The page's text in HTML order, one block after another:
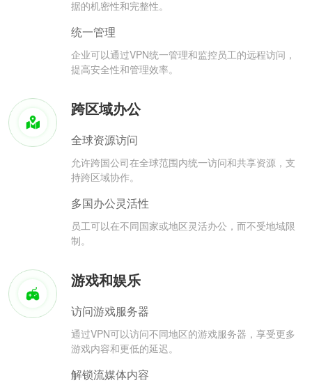
据的机密性和完整性。
统一管理
企业可以通过VPN统一管理和监控员工的远程访问，
提高安全性和管理效率。
跨区域办公
全球资源访问
允许跨国公司在全球范围内统一访问和共享资源，支
持跨区域协作。
多国办公灵活性
员工可以在不同国家或地区灵活办公，而不受地域限
制。
游戏和娱乐
访问游戏服务器
通过VPN可以访问不同地区的游戏服务器，享受更多
游戏内容和更低的延迟。
解锁流媒体内容